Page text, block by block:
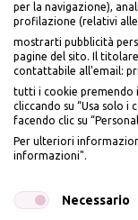
Seguici sui
per la navigazione),
profilazione (relativi
mostrarti pubblicità
pagine del sito. Il titolare
contattabile all'email:
tutti i cookie premendo
cliccando su “Usa solo
facendo clic su
Per ulteriori
informazioni".
Necessario